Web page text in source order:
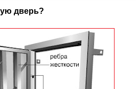
дверь?